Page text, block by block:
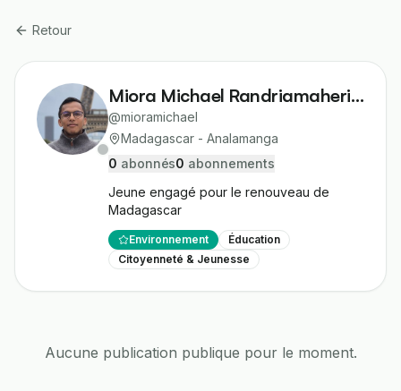
Retour
Miora Michael Randriamaherisoa
@mioramichael
Madagascar - Analamanga
0 abonnés0 abonnements
Jeune engagé pour le renouveau de
Madagascar
Environnement
Éducation
Citoyenneté & Jeunesse
Aucune publication publique pour le moment.